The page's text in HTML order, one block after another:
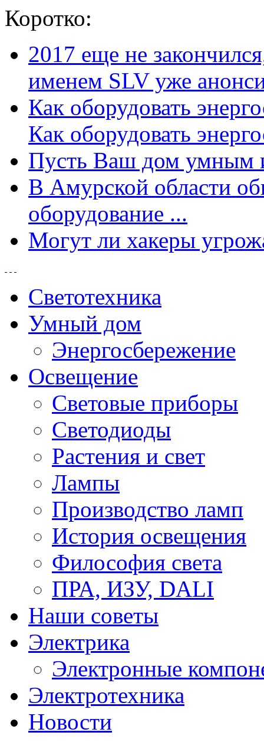
Коротко:
2017 еще не
именем SLV уже
Как оборудовать
Как оборудовать
Пусть Ваш дом умным
В Амурской области
оборудование ...
Могут ли хакеры
Светотехника
Умный дом
Энергосбережение
Освещение
Световые приборы
Светодиоды
Растения и свет
Лампы
Производство ламп
История освещения
Философия света
ПРА, ИЗУ, DALI
Наши советы
Электрика
Электронные
Электротехника
Новости